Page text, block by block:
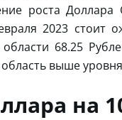
роста
2023 стоит
68.25
выше
на